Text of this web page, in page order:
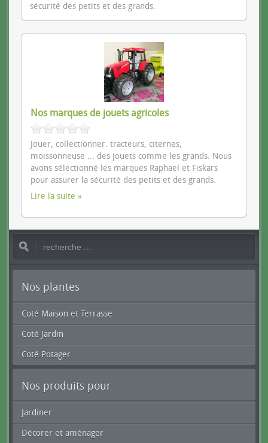
sécurité des petits et des grands.
Nos marques de jouets agricoles
Jouer, collectionner. tracteurs, citernes,
moissonneuse ... des jouets comme les grands. Nous
avons sélectionné les marques Raphael et Fiskars
pour assurer la sécurité des petits et des grands.
Lire la suite
Nos plantes
Coté Maison et Terrasse
Coté Jardin
Coté Potager
Nos produits pour
Jardiner
Décorer et aménager